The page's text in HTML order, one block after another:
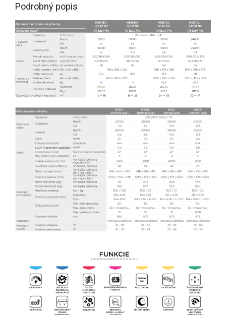
Podrobný popis